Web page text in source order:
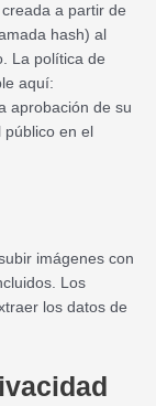
a partir de
hash) al
La política de
aquí:
aprobación de su
público en el
imágenes con
Los
los datos de